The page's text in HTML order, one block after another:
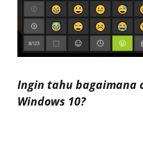
Ingin tahu bagaimana
Windows 10?